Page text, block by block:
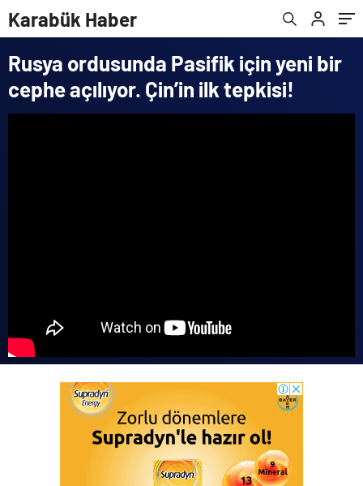
Karabük Haber
Rusya ordusunda Pasifik için yeni bir
cephe açılıyor. Çin’in ilk tepkisi!